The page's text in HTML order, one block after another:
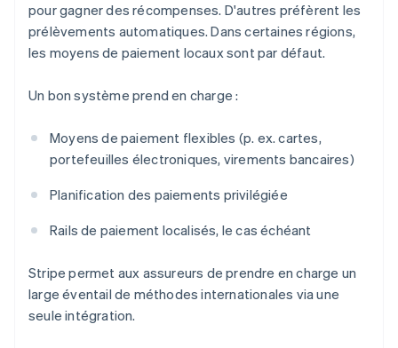
pour gagner des récompenses. D'autres préfèrent les
prélèvements automatiques. Dans certaines régions,
les moyens de paiement locaux sont par défaut.
Un bon système prend en charge :
Moyens de paiement flexibles (p. ex. cartes,
portefeuilles électroniques, virements bancaires)
Planification des paiements privilégiée
Rails de paiement localisés, le cas échéant
Stripe permet aux assureurs de prendre en charge un
large éventail de méthodes internationales via une
seule intégration.